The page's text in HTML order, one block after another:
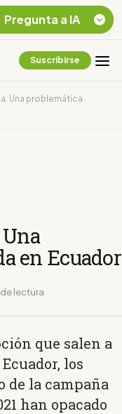
Suscribirse
Una problemática
en Ecuador
de lectura
que salen a
los
de la campaña
han opacado
Pregunta a IA
Chevron Ecuador